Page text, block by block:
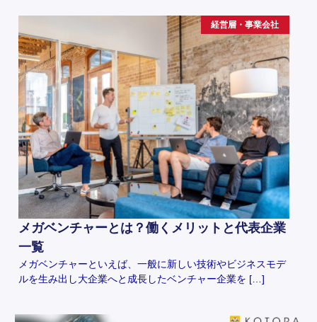
経営層・事業会社
メガベンチャーとは？働くメリットと代表企業
一覧
メガベンチャーといえば、一般に新しい技術やビジネスモデ
ルを生み出し大企業へと成長したベンチャー企業を […]